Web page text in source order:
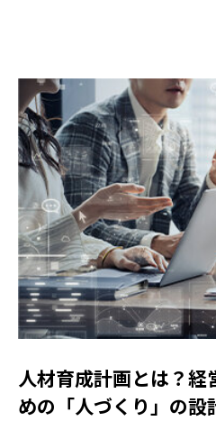
人材育成計画とは？経
めの「人づくり」の設